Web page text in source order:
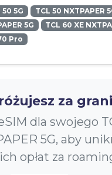
50 5G
TCL 50 NXTPAPER
5G
TCL 60 XE
Pro
za
dla swojego
5G, aby
opłat za